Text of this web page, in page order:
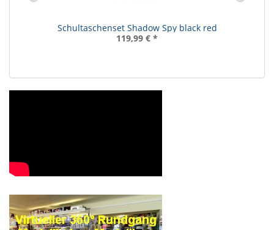
Schultaschenset Shadow Spy black red
119,99 € *